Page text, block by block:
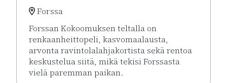
Forssa
Forssan Kokoomuksen teltalla on
renkaanheittopeli, kasvomaalausta,
arvonta ravintolalahjakortista sekä rentoa
keskustelua siitä, mikä tekisi Forssasta
vielä paremman paikan.